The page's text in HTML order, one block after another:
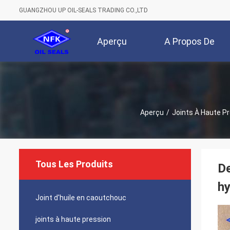
GUANGZHOU UP OIL-SEALS TRADING CO.,LTD
Aperçu A Propos De
Aperçu / Joints À Haute
Tous Les Produits
Joint d'huile en caoutchouc
joints à haute pression